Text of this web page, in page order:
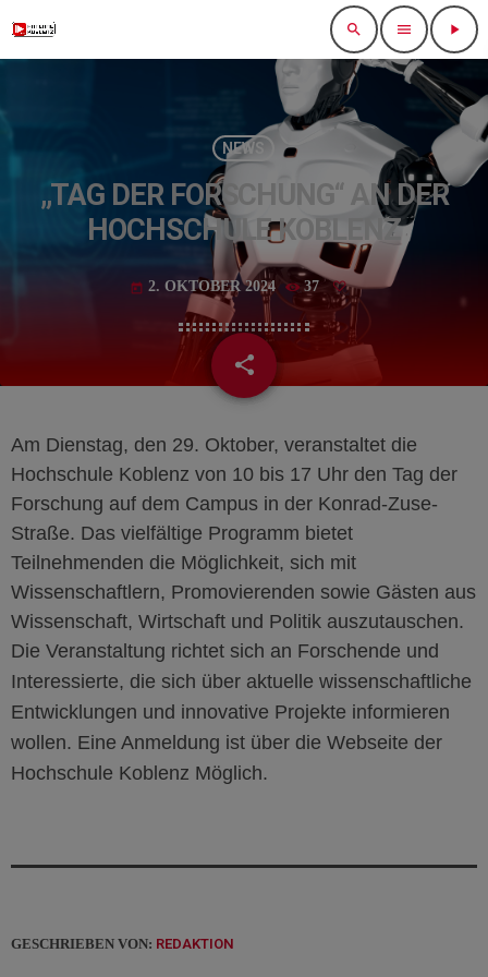
search menu play_arrow
NEWS
„TAG DER FORSCHUNG“ AN DER
HOCHSCHULE KOBLENZ
today 2. OKTOBER 2024 37
share
email
Am Dienstag, den 29. Oktober, veranstaltet die
Hochschule Koblenz von 10 bis 17 Uhr den Tag der
Forschung auf dem Campus in der Konrad-Zuse-
Straße. Das vielfältige Programm bietet
Teilnehmenden die Möglichkeit, sich mit
Wissenschaftlern, Promovierenden sowie Gästen aus
Wissenschaft, Wirtschaft und Politik auszutauschen.
Die Veranstaltung richtet sich an Forschende und
Interessierte, die sich über aktuelle wissenschaftliche
Entwicklungen und innovative Projekte informieren
wollen. Eine Anmeldung ist über die Webseite der
Hochschule Koblenz Möglich.
GESCHRIEBEN VON: REDAKTION